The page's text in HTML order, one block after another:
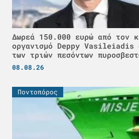
Δωρεά 150.000 ευρώ από τον
οργανισμό Deppy Vasileiadis
των τριών πεσόντων
08.08.26
Ποντοπόρος